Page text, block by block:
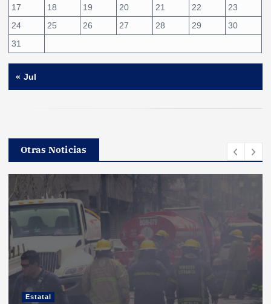
17
18 19 20 21 22
23
24
25 26 27 28 29
30
31
« Jul
Otras Noticias
Estatal